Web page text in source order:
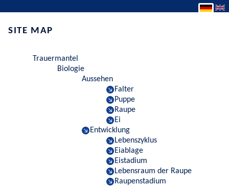
SITE MAP
Trauermantel
Biologie
Aussehen
Falter
Puppe
Raupe
Ei
Entwicklung
Lebenszyklus
Eiablage
Eistadium
Lebensraum der Raupe
Raupenstadium